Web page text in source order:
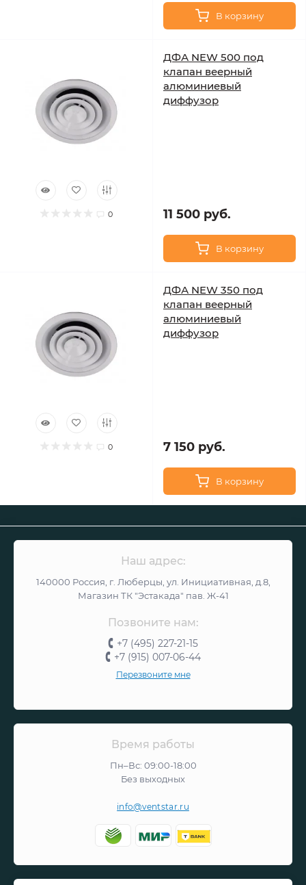
В корзину
0
ДФА NEW 500 под
клапан веерный
алюминиевый
диффузор
11 500 руб.
В корзину
0
ДФА NEW 350 под
клапан веерный
алюминиевый
диффузор
7 150 руб.
В корзину
Наш адрес:
140000 Россия, г. Люберцы, ул. Инициативная, д.8,
Магазин ТК "Эстакада" пав. Ж-41
Позвоните нам:
+7 (495) 227-21-15
+7 (915) 007-06-44
Перезвоните мне
Время работы
Пн–Вс: 09:00-18:00
Без выходных
info@ventstar.ru